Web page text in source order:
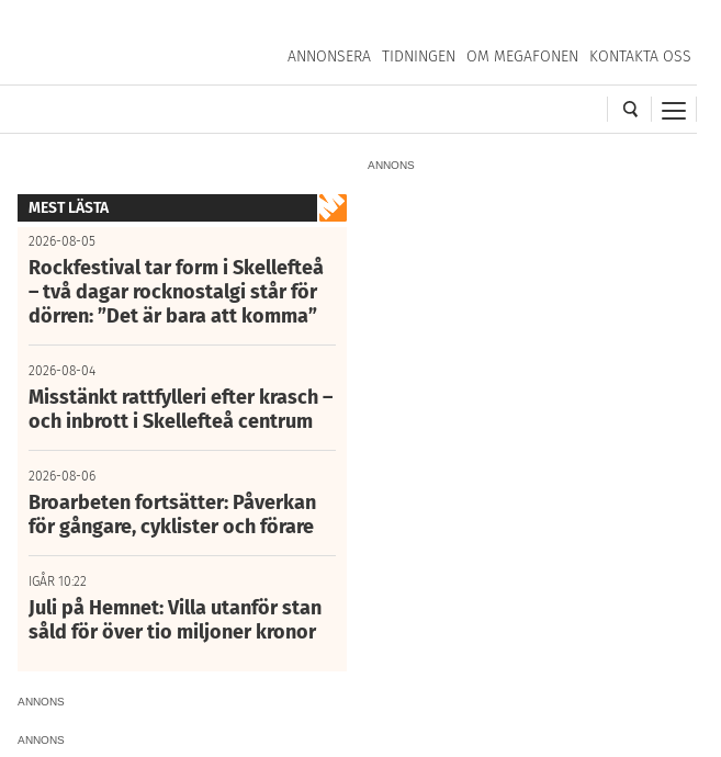
ANNONSERA TIDNINGEN OM MEGAFONEN KONTAKTA OSS
ANNONS
MEST LÄSTA
2026-08-05
Rockfestival tar form i Skellefteå
– två dagar rocknostalgi står för
dörren: ”Det är bara att komma”
2026-08-04
Misstänkt rattfylleri efter krasch –
och inbrott i Skellefteå centrum
2026-08-06
Broarbeten fortsätter: Påverkan
för gångare, cyklister och förare
IGÅR 10:22
Juli på Hemnet: Villa utanför stan
såld för över tio miljoner kronor
ANNONS
ANNONS